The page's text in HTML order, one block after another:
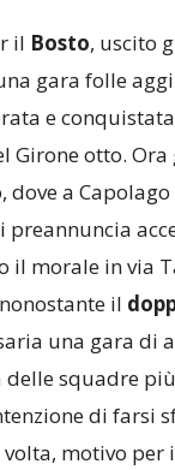
il Bosto, uscito
gara folle
e
Girone otto.
a
il morale in via
il
una gara di
squadre
di farsi
motivo per